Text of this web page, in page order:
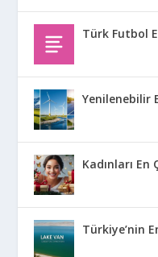
Türk Futbol
Yenilenebilir
Kadınları
Türkiye’nin